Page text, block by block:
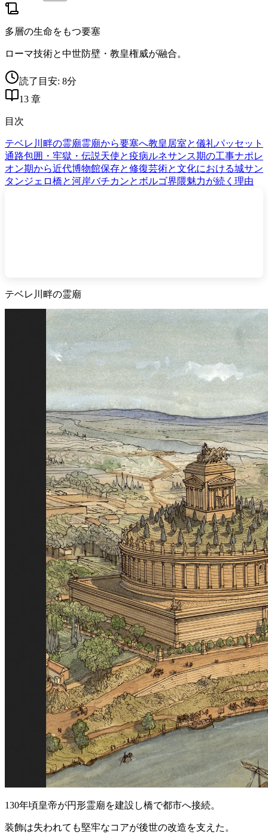
多層の生命をもつ要塞
ローマ技術と中世防壁・教皇権威が融合。
読了目安: 8分
13 章
目次
テベレ川畔の霊廟霊廟から要塞へ教皇居室と儀礼パッセット
通路包囲・牢獄・伝説天使と疫病ルネサンス期の工事ナポレ
オン期から近代博物館保存と修復芸術と文化における城サン
タンジェロ橋と河岸バチカンとボルゴ界隈魅力が続く理由
テベレ川畔の霊廟
130年頃皇帝が円形霊廟を建設し橋で都市へ接続。
装飾は失われても堅牢なコアが後世の改造を支えた。